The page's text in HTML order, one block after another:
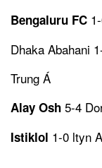
Bengaluru FC
Dhaka Abahani
Trung Á
Alay Osh 5-4
Istiklol 1-0 ltyn